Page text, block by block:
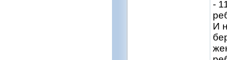
-
И